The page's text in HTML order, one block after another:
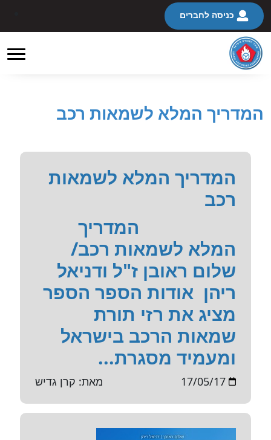
כניסה לחברים
המדריך המלא לשמאות רכב
המדריך המלא לשמאות
רכב
המדריך
המלא לשמאות רכב/
שלום ראובן ז"ל ודניאל
ריהן אודות הספר הספר
מציג את רזי תורת
שמאות הרכב בישראל
ומעמיד מסגרת...
17/05/17 מאת: קרן גדיש